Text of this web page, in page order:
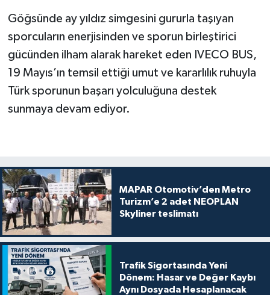
Göğsünde ay yıldız simgesini gururla taşıyan
sporcuların enerjisinden ve sporun birleştirici
gücünden ilham alarak hareket eden IVECO BUS,
19 Mayıs’ın temsil ettiği umut ve kararlılık ruhuyla
Türk sporunun başarı yolculuğuna destek
sunmaya devam ediyor.
MAPAR Otomotiv’den Metro
Turizm’e 2 adet NEOPLAN
Skyliner teslimatı
Trafik Sigortasında Yeni
Dönem: Hasar ve Değer Kaybı
Aynı Dosyada Hesaplanacak